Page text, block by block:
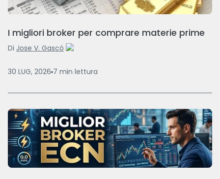
I migliori broker per comprare materie prime
Di Jose V. Gascó
30 LUG, 2026 7 min lettura